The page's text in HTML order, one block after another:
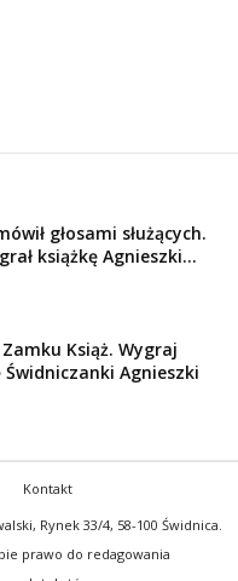
głosami służących.
książkę Agnieszki...
Książ. Wygraj
Agnieszki
Kontakt
Rynek 33/4, 58-100 Świdnica.
prawo do redagowania